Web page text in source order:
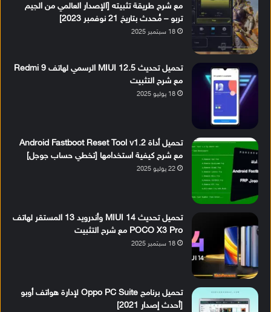
مع شرح طريقة تثبيته [الإصدار العالمي من الجيم
تربو – مُحدث بتاريخ 21 نوفمبر 2023]
18 سبتمبر 2025
تحميل تحديث MIUI 12.5 الرسمي لهاتف Redmi 9
مع شرح التثبيت
18 يوليو 2025
تحميل أداة Android Fastboot Reset Tool v1.2
مع شرح كيفية استخدامها [تخطي حساب جوجل]
22 يوليو 2025
تحميل تحديث MIUI 14 وأندرويد 13 المستقر لهاتف
POCO X3 Pro مع شرح التثبيت
18 سبتمبر 2025
تحميل برنامج Oppo PC Suite لإدارة هواتف أوبو
[أحدث إصدار 2021]